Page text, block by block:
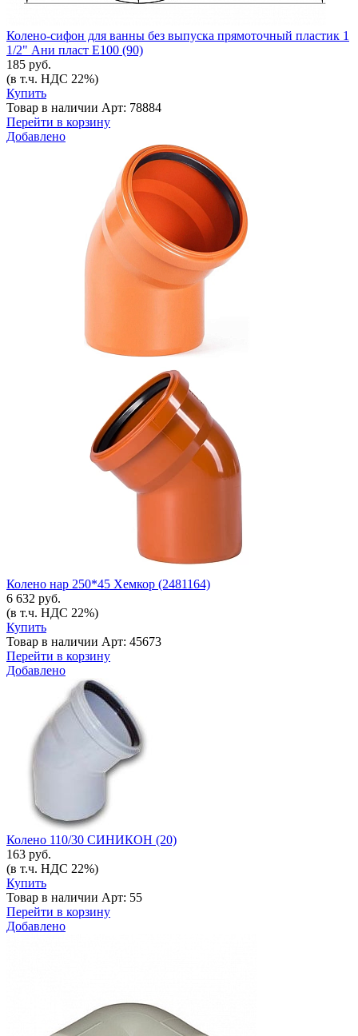
Колено-сифон для ванны без выпуска прямоточный пластик 1
1/2" Ани пласт Е100 (90)
185 руб.
(в т.ч. НДС 22%)
Купить
Товар в наличии Арт: 78884
Перейти в корзину
Добавлено
Колено нар 250*45 Хемкор (2481164)
6 632 руб.
(в т.ч. НДС 22%)
Купить
Товар в наличии Арт: 45673
Перейти в корзину
Добавлено
Колено 110/30 СИНИКОН (20)
163 руб.
(в т.ч. НДС 22%)
Купить
Товар в наличии Арт: 55
Перейти в корзину
Добавлено